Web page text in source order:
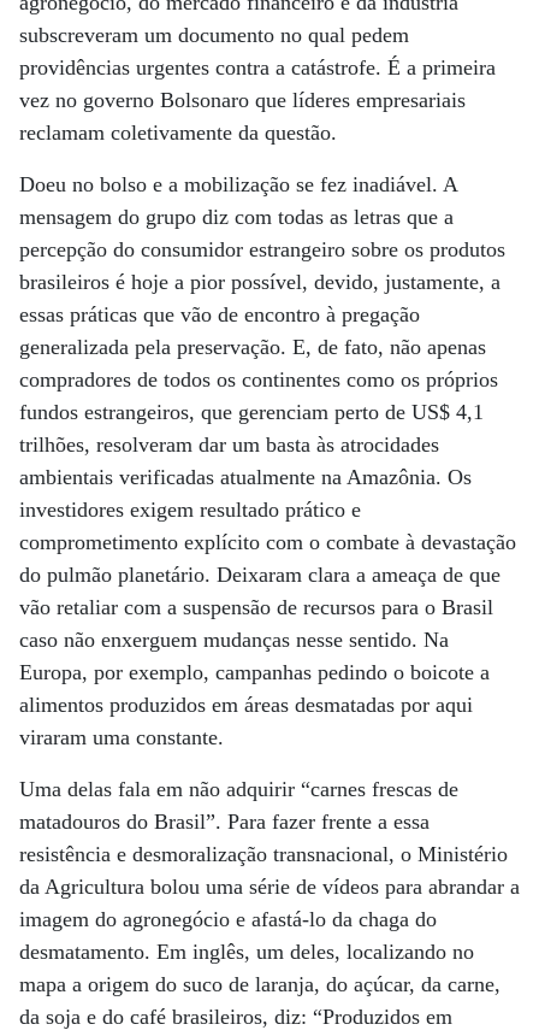
subscreveram um documento no qual pedem
providências urgentes contra a catástrofe. É a primeira
vez no governo Bolsonaro que líderes empresariais
reclamam coletivamente da questão.
Doeu no bolso e a mobilização se fez inadiável. A
mensagem do grupo diz com todas as letras que a
percepção do consumidor estrangeiro sobre os produtos
brasileiros é hoje a pior possível, devido, justamente, a
essas práticas que vão de encontro à pregação
generalizada pela preservação. E, de fato, não apenas
compradores de todos os continentes como os próprios
fundos estrangeiros, que gerenciam perto de US$ 4,1
trilhões, resolveram dar um basta às atrocidades
ambientais verificadas atualmente na Amazônia. Os
investidores exigem resultado prático e
comprometimento explícito com o combate à devastação
do pulmão planetário. Deixaram clara a ameaça de que
vão retaliar com a suspensão de recursos para o Brasil
caso não enxerguem mudanças nesse sentido. Na
Europa, por exemplo, campanhas pedindo o boicote a
alimentos produzidos em áreas desmatadas por aqui
viraram uma constante.
Uma delas fala em não adquirir “carnes frescas de
matadouros do Brasil”. Para fazer frente a essa
resistência e desmoralização transnacional, o Ministério
da Agricultura bolou uma série de vídeos para abrandar a
imagem do agronegócio e afastá-lo da chaga do
desmatamento. Em inglês, um deles, localizando no
mapa a origem do suco de laranja, do açúcar, da carne,
da soja e do café brasileiros, diz: “Produzidos em